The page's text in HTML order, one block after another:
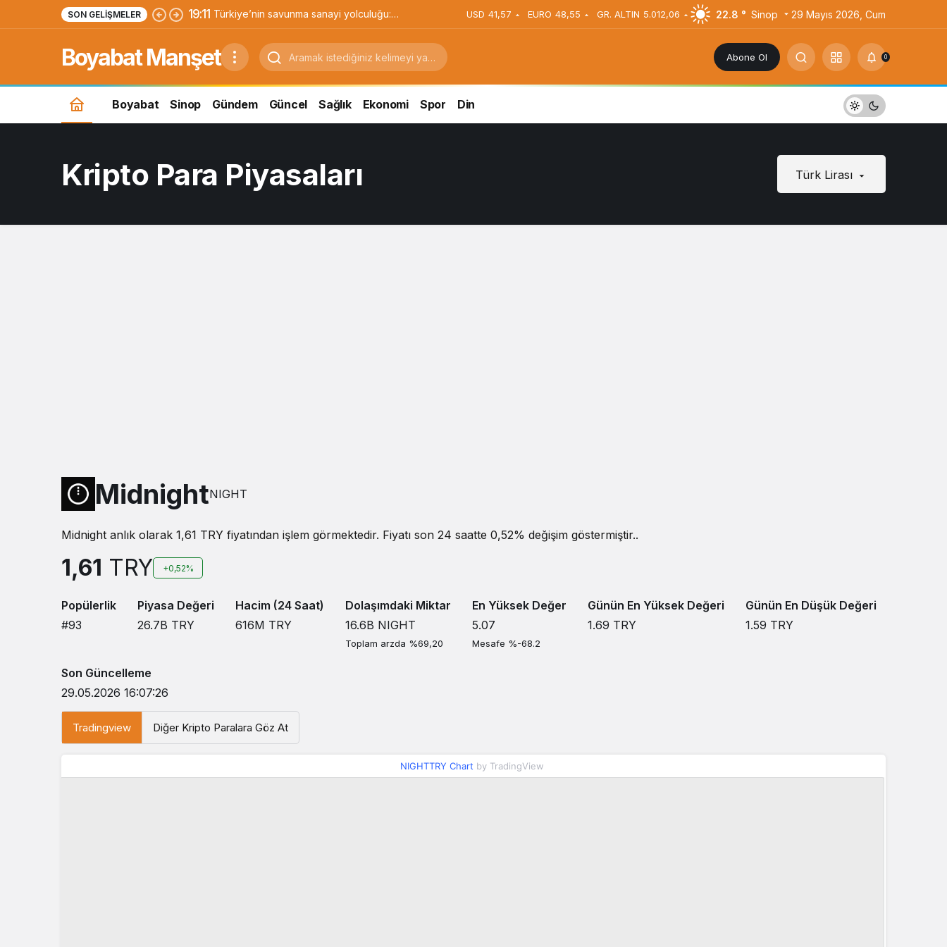
SON GELIŞMELER 19:11 Türkiye’nin savunma sanayi yolculuğu:
Yıldırımhan’a uzanan stratejik dönüşüm
USD 41,57 EURO 48,55 GR. ALTIN 5.012,06 22.8 ° Sinop 29 Mayıs 2026, Cum
Boyabat Manşet Abone Ol 0
Boyabat Sinop Gündem Güncel Sağlık Ekonomi Spor Din
Kripto Para Piyasaları Türk Lirası
MidnightNIGHT
Midnight anlık olarak 1,61 TRY fiyatından işlem görmektedir. Fiyatı son 24 saatte 0,52% değişim göstermiştir..
1,61 TRY +0,52%
Popülerlik
#93
Piyasa Değeri
26.7B TRY
Hacim (24 Saat)
616M TRY
Dolaşımdaki Miktar
16.6B NIGHT
Toplam arzda %69,20
En Yüksek Değer
5.07
Mesafe %-68.2
Günün En Yüksek Değeri
1.69 TRY
Günün En Düşük Değeri
1.59 TRY
Son Güncelleme
29.05.2026 16:07:26
Tradingview Diğer Kripto Paralara Göz At
NIGHTTRY Chart by TradingView